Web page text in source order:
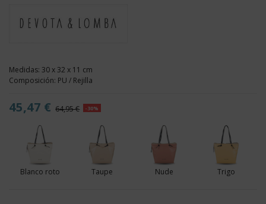
Medidas: 30 x 32 x 11 cm
Composición: PU / Rejilla
45,47 € 64,95 € -30%
Blanco roto Taupe Nude Trigo